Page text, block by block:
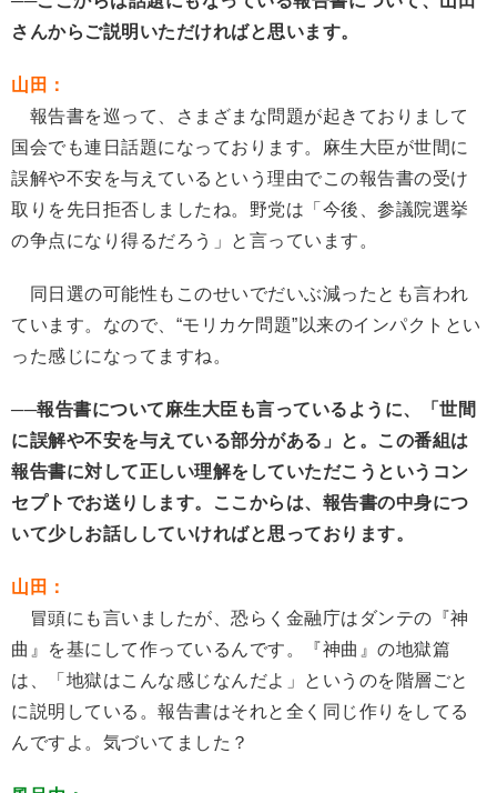
さんからご説明いただければと思います。
山田：
報告書を巡って、さまざまな問題が起きておりまして
国会でも連日話題になっております。麻生大臣が世間に
誤解や不安を与えているという理由でこの報告書の受け
取りを先日拒否しましたね。野党は「今後、参議院選挙
の争点になり得るだろう」と言っています。
同日選の可能性もこのせいでだいぶ減ったとも言われ
ています。なので、“モリカケ問題”以来のインパクトとい
った感じになってますね。
──報告書について麻生大臣も言っているように、「世間
に誤解や不安を与えている部分がある」と。この番組は
報告書に対して正しい理解をしていただこうというコン
セプトでお送りします。ここからは、報告書の中身につ
いて少しお話ししていければと思っております。
山田：
冒頭にも言いましたが、恐らく金融庁はダンテの『神
曲』を基にして作っているんです。『神曲』の地獄篇
は、「地獄はこんな感じなんだよ」というのを階層ごと
に説明している。報告書はそれと全く同じ作りをしてる
んですよ。気づいてました？